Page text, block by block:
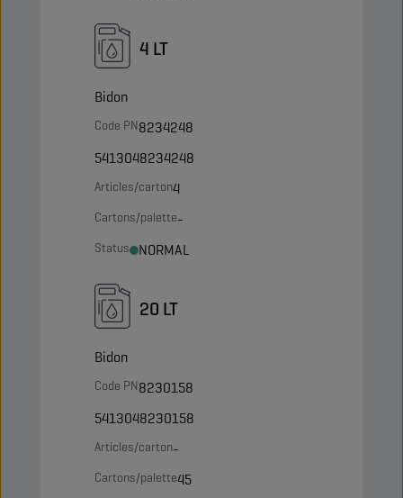
4 LT
Bidon
Code PN8234248
5413048234248
Articles/carton4
Cartons/palette-
Status NORMAL
20 LT
Bidon
Code PN8230158
5413048230158
Articles/carton-
Cartons/palette45